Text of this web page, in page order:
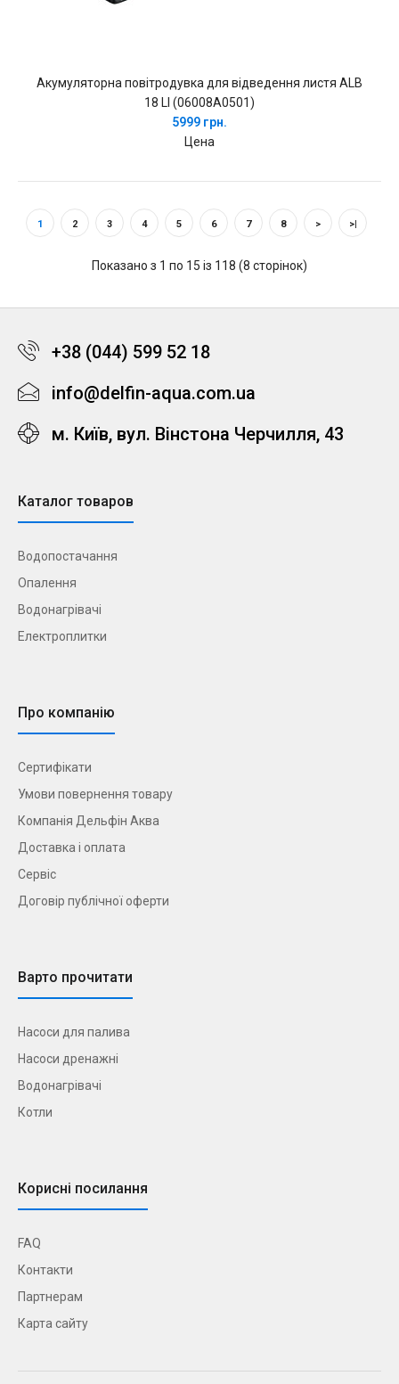
Акумуляторна повітродувка для відведення листя ALB
18 LI (06008A0501)
5999 грн.
Цена
1 2 3 4 5 6 7 8 > >|
Показано з 1 по 15 із 118 (8 сторінок)
+38 (044) 599 52 18
info@delfin-aqua.com.ua
м. Київ, вул. Вінстона Черчилля, 43
Каталог товаров
Водопостачання
Опалення
Водонагрівачі
Електроплитки
Про компанію
Сертифікати
Умови повернення товару
Компанія Дельфін Аква
Доставка і оплата
Сервіс
Договір публічної оферти
Варто прочитати
Насоси для палива
Насоси дренажні
Водонагрівачі
Котли
Корисні посилання
FAQ
Контакти
Партнерам
Карта сайту